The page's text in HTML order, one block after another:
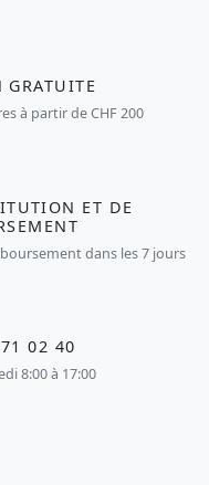
GRATUITE
à partir de CHF 200
ET DE
dans les 7 jours
02 40
8:00 à 17:00